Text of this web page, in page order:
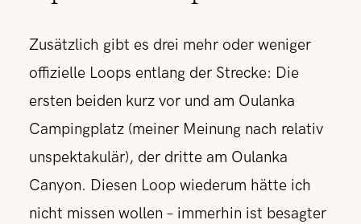
Zusätzlich gibt es drei mehr oder weniger
offizielle Loops entlang der Strecke: Die
ersten beiden kurz vor und am Oulanka
Campingplatz (meiner Meinung nach relativ
unspektakulär), der dritte am Oulanka
Canyon. Diesen Loop wiederum hätte ich
nicht missen wollen – immerhin ist besagter